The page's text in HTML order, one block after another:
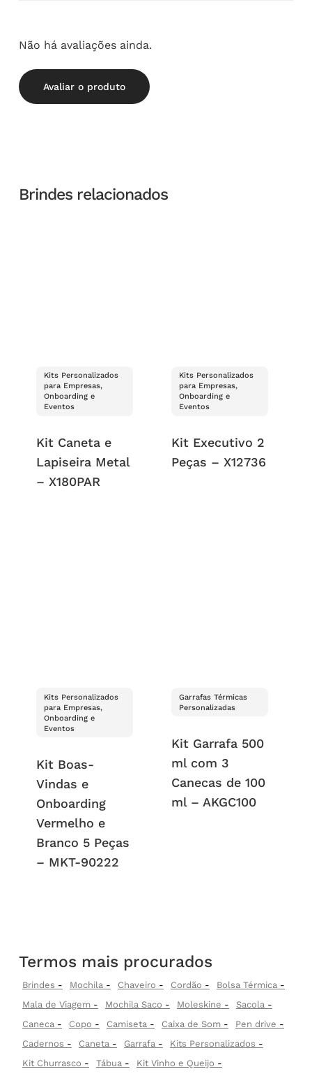
Não há avaliações ainda.
Avaliar o produto
Brindes relacionados
Kits Personalizados
para Empresas,
Onboarding e
Eventos
Kit Caneta e
Lapiseira Metal
– X180PAR
Kits Personalizados
para Empresas,
Onboarding e
Eventos
Kit Executivo 2
Peças – X12736
Kits Personalizados
para Empresas,
Onboarding e
Eventos
Kit Boas-
Vindas e
Onboarding
Vermelho e
Branco 5 Peças
– MKT-90222
Garrafas Térmicas
Personalizadas
Kit Garrafa 500
ml com 3
Canecas de 100
ml – AKGC100
Termos mais procurados
Brindes Mochila Chaveiro Cordão
Bolsa Térmica
Mala de Viagem
Mochila Saco Moleskine
Sacola
Caneca
Copo Camiseta Caixa de Som
Pen drive
Cadernos
Caneta Garrafa
Kits Personalizados
Kit Churrasco
Tábua
Kit Vinho e Queijo